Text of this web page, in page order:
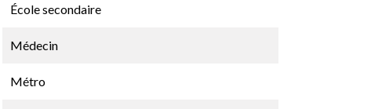
École secondaire
Médecin
Métro